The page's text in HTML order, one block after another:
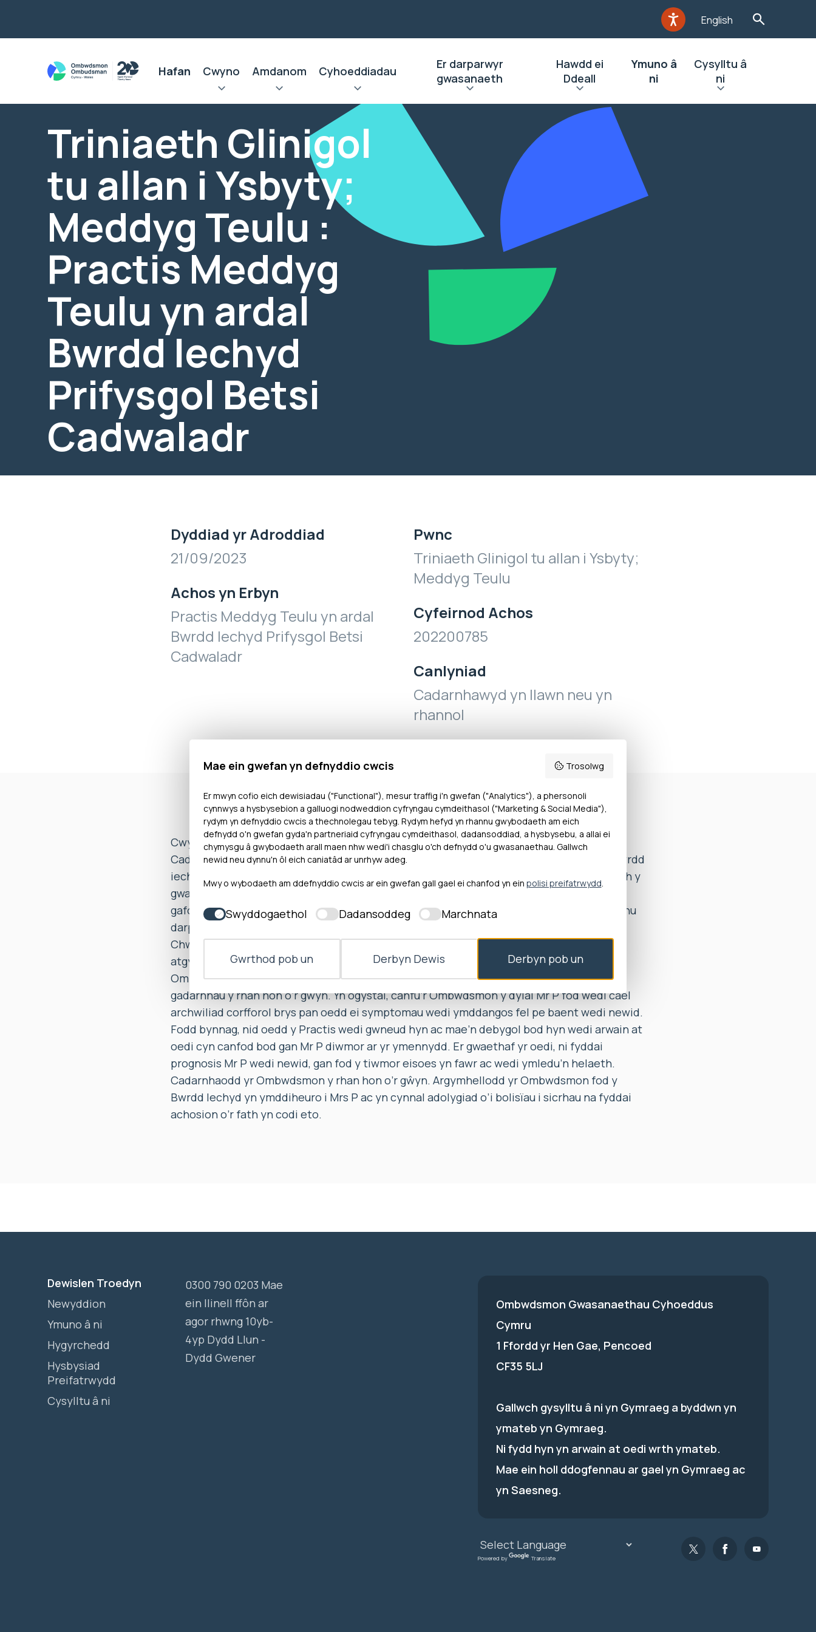
English
Hafan Cwyno Amdanom Cyhoeddiadau
Er darparwyr
gwasanaeth
Hawdd ei
Ddeall
Ymuno â
ni
Cysylltu â
ni
Triniaeth Glinigol
tu allan i Ysbyty;
Meddyg Teulu :
Practis Meddyg
Teulu yn ardal
Bwrdd Iechyd
Prifysgol Betsi
Cadwaladr
Dyddiad yr Adroddiad
21/09/2023
Achos yn Erbyn
Practis Meddyg Teulu yn ardal
Bwrdd Iechyd Prifysgol Betsi
Cadwaladr
Pwnc
Triniaeth Glinigol tu allan i Ysbyty;
Meddyg Teulu
Cyfeirnod Achos
202200785
Canlyniad
Cadarnhawyd yn llawn neu yn
rhannol
Cwynodd Mrs P ar ran ei diweddar ŵr, Mr P, ynghylch Bwrdd Iechyd Prifysgol Betsi
Cadwaladr (“y Bwrdd Iechyd”) ac am Bractis Meddyg Teulu (“y Practis”) yn yr un ardal bwrdd
iechyd. Cwynodd Mrs P am y ffordd yr oedd y Bwrdd Iechyd wedi delio â’i chwyn ynghylch y
gwasanaeth a ddarparwyd gan y Practis. Hefyd, cwynodd Mrs P am y driniaeth a’r gofal a
gafodd Mr P gan y Practis o fis Chwefror 2021 ymlaen. Dywedodd fod y Practis wedi methu
darparu ymgynghoriad â meddyg pan ddangosodd ei gŵr symptomau niwrolegol ar 17
Chwefror. Dywedodd Mrs P fod hyn wedi achosi oedi o 7 wythnos cyn i’w gŵr gael ei
atgyfeirio ar gyfer adolygiad gan arbenigwr a chael diagnosis o ganser terfynol. Canfu’r
Ombwdsmon bod y Bwrdd Iechyd wedi delio â chwyn Mrs P yn briodol ac ni wnaeth
gadarnhau y rhan hon o’r gŵyn. Yn ogystal, canfu’r Ombwdsmon y dylai Mr P fod wedi cael
archwiliad corfforol brys pan oedd ei symptomau wedi ymddangos fel pe baent wedi newid.
Fodd bynnag, nid oedd y Practis wedi gwneud hyn ac mae’n debygol bod hyn wedi arwain at
oedi cyn canfod bod gan Mr P diwmor ar yr ymennydd. Er gwaethaf yr oedi, ni fyddai
prognosis Mr P wedi newid, gan fod y tiwmor eisoes yn fawr ac wedi ymledu’n helaeth.
Cadarnhaodd yr Ombwdsmon y rhan hon o’r gŵyn. Argymhellodd yr Ombwdsmon fod y
Bwrdd Iechyd yn ymddiheuro i Mrs P ac yn cynnal adolygiad o’i bolisïau i sicrhau na fyddai
achosion o’r fath yn codi eto.
Dewislen Troedyn
Newyddion
Ymuno â ni
Hygyrchedd
Hysbysiad
Preifatrwydd
Cysylltu â ni
0300 790 0203 Mae
ein llinell ffôn ar
agor rhwng 10yb-
4yp Dydd Llun -
Dydd Gwener
Ombwdsmon Gwasanaethau Cyhoeddus
Cymru
1 Ffordd yr Hen Gae, Pencoed
CF35 5LJ
Gallwch gysylltu â ni yn Gymraeg a byddwn yn
ymateb yn Gymraeg.
Ni fydd hyn yn arwain at oedi wrth ymateb.
Mae ein holl ddogfennau ar gael yn Gymraeg ac
yn Saesneg.
Powered by Translate
Mae ein gwefan yn defnyddio cwcis Trosolwg
Er mwyn cofio eich dewisiadau ("Functional"), mesur traffig i'n gwefan ("Analytics"), a phersonoli
cynnwys a hysbysebion a galluogi nodweddion cyfryngau cymdeithasol ("Marketing & Social Media"),
rydym yn defnyddio cwcis a thechnolegau tebyg. Rydym hefyd yn rhannu gwybodaeth am eich
defnydd o'n gwefan gyda'n partneriaid cyfryngau cymdeithasol, dadansoddiad, a hysbysebu, a allai ei
chymysgu â gwybodaeth arall maen nhw wedi'i chasglu o'ch defnydd o'u gwasanaethau. Gallwch
newid neu dynnu'n ôl eich caniatâd ar unrhyw adeg.
Mwy o wybodaeth am ddefnyddio cwcis ar ein gwefan gall gael ei chanfod yn ein polisi preifatrwydd.
Swyddogaethol Dadansoddeg Marchnata
Gwrthod pob un Derbyn Dewis Derbyn pob un